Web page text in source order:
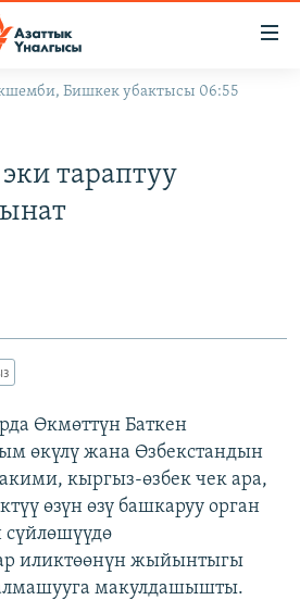
Бишкек убактысы 06:55
тараптуу
Өкмөттүн Баткен
өкүлү жана Өзбекстандын
кыргыз-өзбек чек ара,
өзүн өзү башкаруу орган
сүйлөшүүдө
иликтөөнүн жыйынтыгы
макулдашышты.